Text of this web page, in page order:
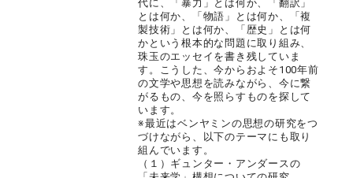
代に、「暴力」とは何か、「翻訳」
とは何か、「物語」とは何か、「複
製技術」とは何か、「歴史」とは何
かという根本的な問題に取り組み、
珠玉のエッセイを書き残していま
す。こうした、今からおよそ100年前
の文学や思想を読みながら、今に繋
がるもの、今を照らすものを探して
います。
※最近はベンヤミンの思想の研究をつ
づけながら、以下のテーマにも取り
組んでいます。
（１）ギュンター・アンダースの